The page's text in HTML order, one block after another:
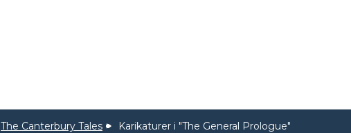
The Canterbury Tales Karikaturer i "The General Prologue"